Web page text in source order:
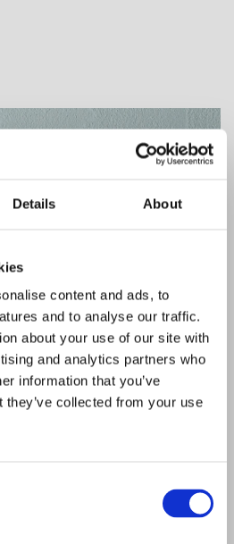
Details About
content and ads, to
and to analyse our traffic.
about your use of our site with
and analytics partners who
information that you’ve
they’ve collected from your use